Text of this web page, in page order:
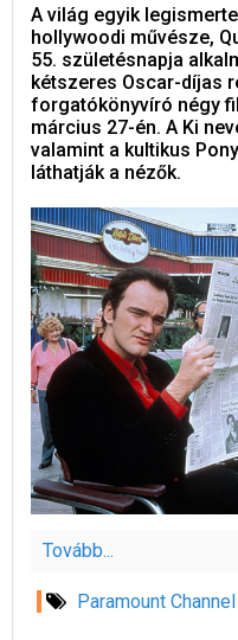
A világ egyik
hollywoodi művésze,
55. születésnapja
kétszeres Oscar-díjas
forgatókönyvíró négy
március 27-én. A Ki
valamint a kultikus
láthatják a nézők.
Tovább...
Paramount Channel